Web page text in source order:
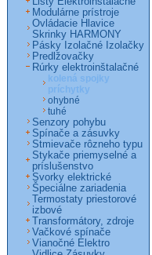
Modulárne prístroje
Ovládacie Hlavice
Skrinky HARMONY
Pásky Izolačné Izolačky
Predlžovačky
Rúrky elektroinštalačné
kolená spojky
príchytky
ohybné
tuhé
Senzory pohybu
Spínače a zásuvky
Stmievače rôzneho typu
Stykače priemyselné a
príslušenstvo
Svorky elektrické
Špeciálne zariadenia
Termostaty priestorové
izbové
Transformátory, zdroje
Vačkové spínače
Vianočné Elektro